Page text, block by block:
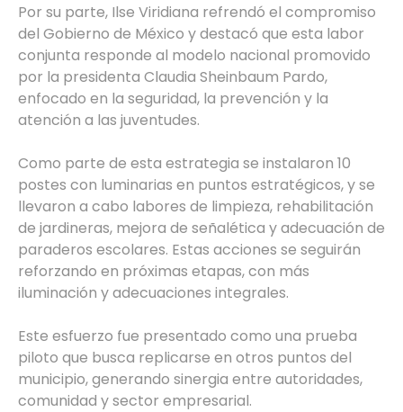
Por su parte, Ilse Viridiana refrendó el compromiso
del Gobierno de México y destacó que esta labor
conjunta responde al modelo nacional promovido
por la presidenta Claudia Sheinbaum Pardo,
enfocado en la seguridad, la prevención y la
atención a las juventudes.
Como parte de esta estrategia se instalaron 10
postes con luminarias en puntos estratégicos, y se
llevaron a cabo labores de limpieza, rehabilitación
de jardineras, mejora de señalética y adecuación de
paraderos escolares. Estas acciones se seguirán
reforzando en próximas etapas, con más
iluminación y adecuaciones integrales.
Este esfuerzo fue presentado como una prueba
piloto que busca replicarse en otros puntos del
municipio, generando sinergia entre autoridades,
comunidad y sector empresarial.